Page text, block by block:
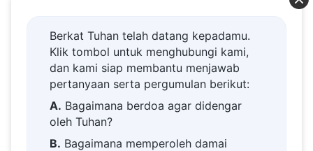
orang jahat berada, orang lain takut kepada
mereka dan memperlakukan mereka dengan
sangat hormat. Tak seorang pun berani
memancing kemarahan mereka. Di mana pun
mereka berada, mereka menikmati hak istimewa
dan bahkan dapat menindas orang lain. Orang
Berkat Tuhan telah datang kepadamu.
Klik tombol untuk menghubungi kami,
dan kami siap membantu menjawab
pertanyaan serta pergumulan berikut:
A. Bagaimana berdoa agar didengar
oleh Tuhan?
B. Bagaimana memperoleh damai